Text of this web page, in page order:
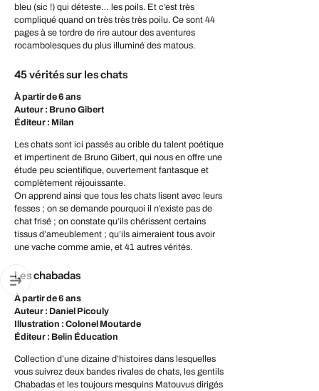
bleu (sic !) qui déteste… les poils. Et c’est très
compliqué quand on très très très poilu. Ce sont 44
pages à se tordre de rire autour des aventures
rocambolesques du plus illuminé des matous.
45 vérités sur les chats
À partir de 6 ans
Auteur : Bruno Gibert
Éditeur : Milan
Les chats sont ici passés au crible du talent poétique
et impertinent de Bruno Gibert, qui nous en offre une
étude peu scientifique, ouvertement fantasque et
complètement réjouissante.
On apprend ainsi que tous les chats lisent avec leurs
fesses ; on se demande pourquoi il n’existe pas de
chat frisé ; on constate qu’ils chérissent certains
tissus d’ameublement ; qu’ils aimeraient tous avoir
une vache comme amie, et 41 autres vérités.
Les chabadas
À partir de 6 ans
Auteur : Daniel Picouly
Illustration : Colonel Moutarde
Éditeur : Belin Éducation
Collection d’une dizaine d’histoires dans lesquelles
vous suivrez deux bandes rivales de chats, les gentils
Chabadas et les toujours mesquins Matouvus dirigés